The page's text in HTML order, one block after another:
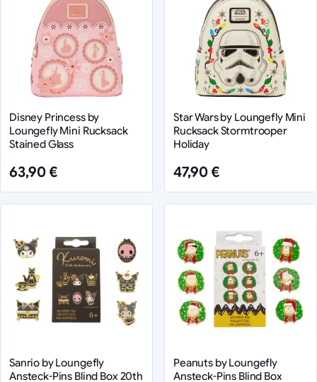
Disney Princess by
Loungefly Mini Rucksack
Stained Glass
63,90 €
Star Wars by Loungefly Mini
Rucksack Stormtrooper
Holiday
47,90 €
Sanrio by Loungefly
Ansteck-Pins Blind Box 20th
Peanuts by Loungefly
Ansteck-Pins Blind Box